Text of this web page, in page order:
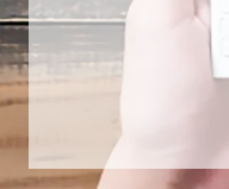
平素は格別のご愛顧
下記期間を年末年
2025年12月25日(木